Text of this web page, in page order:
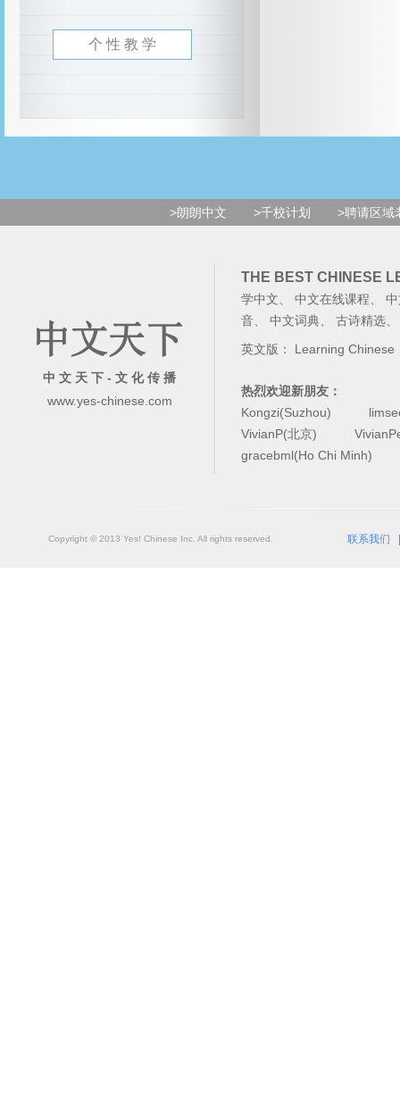
个 性 教 学
>朗朗中文 >千校计划 >聘请区域
中 文 天 下 - 文 化 传 播
www.yes-chinese.com
THE BEST CHINESE
学中文 中文在线课程
音
中文词典 古诗精选
英文版： Learning Chinese
热烈欢迎新朋友：
Kongzi(Suzhou)
VivianP(北京)
gracebml(Ho Chi Minh)
Copyright © 2013 Yes! Chinese Inc. All rights reserved. 联系我们